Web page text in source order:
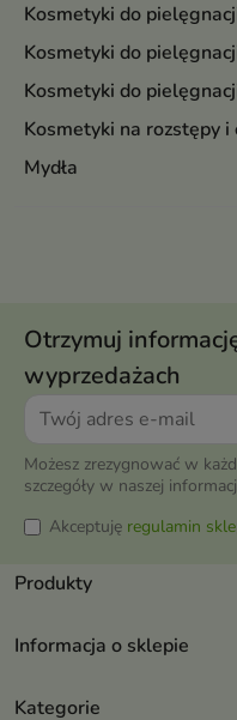
Kosmetyki do
Kosmetyki do
Kosmetyki do
Kosmetyki na rozstępy
Mydła
Otrzymuj
wyprzedażach
Możesz zrezygnować w
szczegóły w naszej
Akceptuję regulamin
Produkty
Informacja o sklepie
Kategorie